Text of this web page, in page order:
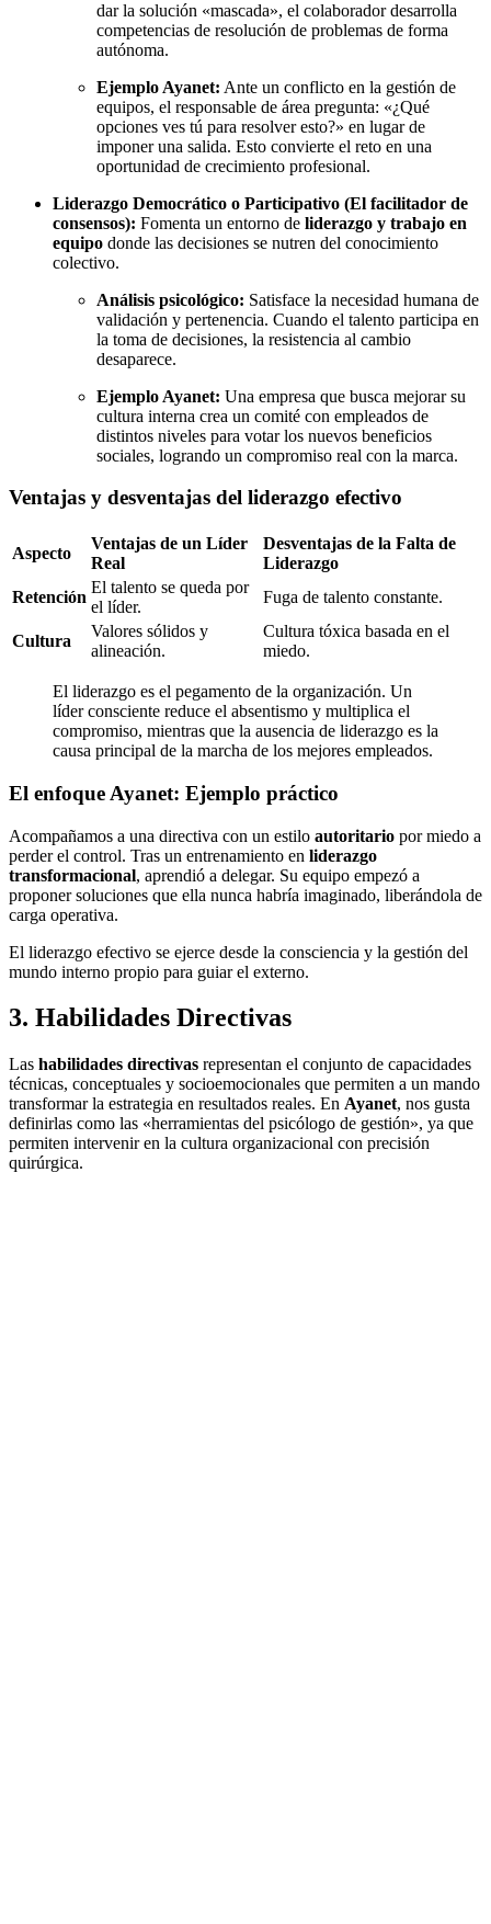
dar la solución «mascada», el colaborador desarrolla
competencias de resolución de problemas de forma
autónoma.
Ejemplo Ayanet: Ante un conflicto en la gestión de
equipos, el responsable de área pregunta: «¿Qué
opciones ves tú para resolver esto?» en lugar de
imponer una salida. Esto convierte el reto en una
oportunidad de crecimiento profesional.
Liderazgo Democrático o Participativo (El facilitador de
consensos): Fomenta un entorno de liderazgo y trabajo en
equipo donde las decisiones se nutren del conocimiento
colectivo.
Análisis psicológico: Satisface la necesidad humana de
validación y pertenencia. Cuando el talento participa en
la toma de decisiones, la resistencia al cambio
desaparece.
Ejemplo Ayanet: Una empresa que busca mejorar su
cultura interna crea un comité con empleados de
distintos niveles para votar los nuevos beneficios
sociales, logrando un compromiso real con la marca.
Ventajas y desventajas del liderazgo efectivo
Aspecto
Ventajas de un Líder
Real
Desventajas de la Falta de
Liderazgo
Retención
El talento se queda por
el líder.
Fuga de talento constante.
Cultura
Valores sólidos y
alineación.
Cultura tóxica basada en el
miedo.
El liderazgo es el pegamento de la organización. Un
líder consciente reduce el absentismo y multiplica el
compromiso, mientras que la ausencia de liderazgo es la
causa principal de la marcha de los mejores empleados.
El enfoque Ayanet: Ejemplo práctico
Acompañamos a una directiva con un estilo autoritario por miedo a
perder el control. Tras un entrenamiento en liderazgo
transformacional, aprendió a delegar. Su equipo empezó a
proponer soluciones que ella nunca habría imaginado, liberándola de
carga operativa.
El liderazgo efectivo se ejerce desde la consciencia y la gestión del
mundo interno propio para guiar el externo.
3. Habilidades Directivas
Las habilidades directivas representan el conjunto de capacidades
técnicas, conceptuales y socioemocionales que permiten a un mando
transformar la estrategia en resultados reales. En Ayanet, nos gusta
definirlas como las «herramientas del psicólogo de gestión», ya que
permiten intervenir en la cultura organizacional con precisión
quirúrgica.